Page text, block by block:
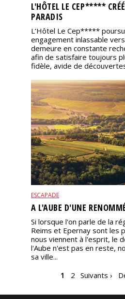
L'HÔTEL LE CEP*****
PARADIS
L’Hôtel Le Cep*****
engagement inlassable
demeure en constante
afin de satisfaire toujours
fidèle, avide de
ESCAPADE
A L'AUBE D'UNE
Si lorsque l'on parle de la
Reims et Epernay sont les
nous viennent à l'esprit, le
l'Aube n'est pas en reste,
sa ville...
1 2 Suivants ›